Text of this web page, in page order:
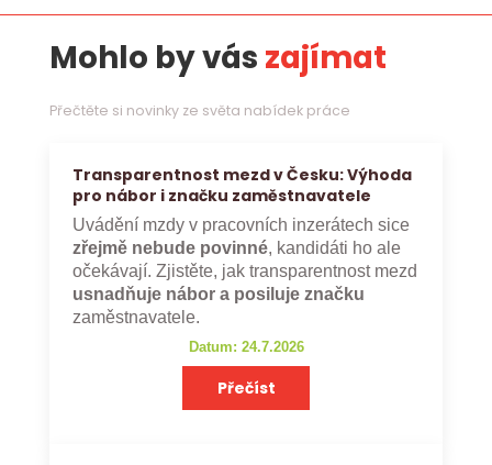
Mohlo by vás zajímat
Přečtěte si novinky ze světa nabídek práce
Transparentnost mezd v Česku: Výhoda
pro nábor i značku zaměstnavatele
Uvádění mzdy v pracovních inzerátech sice
zřejmě nebude povinné, kandidáti ho ale
očekávají. Zjistěte, jak transparentnost mezd
usnadňuje nábor a posiluje značku
zaměstnavatele.
Datum: 24.7.2026
Přečíst